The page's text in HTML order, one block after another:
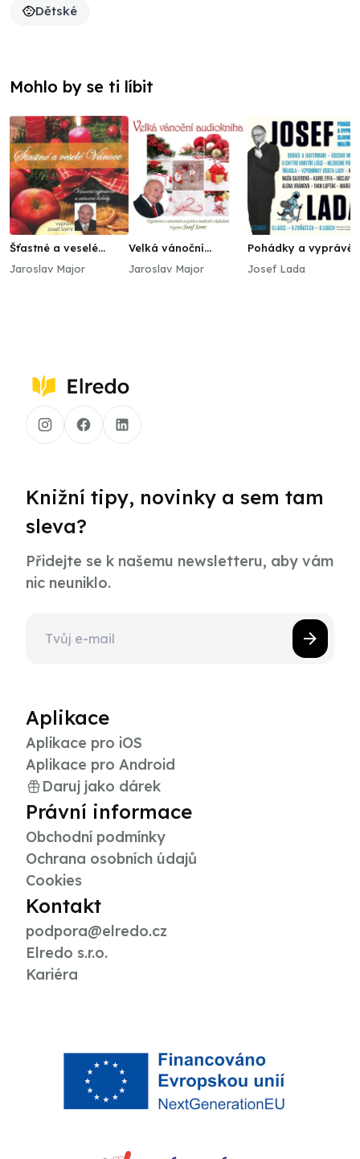
Dětské
Mohlo by se ti líbit
Šťastné a veselé
vyprávění a vánoční
Jaroslav Major
Velká vánoční
(Vyprávění o
Jaroslav Major
Pohádky a
Josef Lada
Knižní tipy, novinky a sem tam
sleva?
Přidejte se k našemu newsletteru, aby vám
nic neuniklo.
Aplikace
Aplikace pro iOS
Aplikace pro Android
Daruj jako dárek
Právní informace
Obchodní podmínky
Ochrana osobních údajů
Cookies
Kontakt
podpora@elredo.cz
Elredo s.r.o.
Kariéra